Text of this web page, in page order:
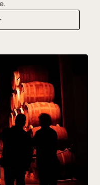
Mémorial de Caen